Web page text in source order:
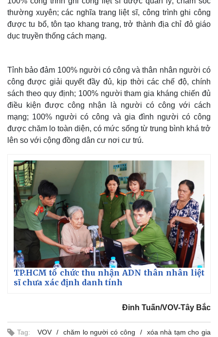
Thế giới
Quan sát
Hồ sơ
Multimedia
Video
E-Magazine
Infographic
thường xuyên; các nghĩa trang liệt sĩ, công trình ghi công
được tu bổ, tôn tạo khang trang, trở thành địa chỉ đỏ giáo
dục truyền thống cách mạng.
Tỉnh bảo đảm 100% người có công và thân nhân người có
công được giải quyết đầy đủ, kịp thời các chế độ, chính
sách theo quy định; 100% người tham gia kháng chiến đủ
điều kiện được công nhận là người có công với cách
mạng; 100% người có công và gia đình người có công
được chăm lo toàn diện, có mức sống từ trung bình khá trở
lên so với cộng đồng dân cư nơi cư trú.
TP.HCM tổ chức thu nhận ADN thân nhân liệt
sĩ chưa xác định danh tính
Đinh Tuấn/VOV-Tây Bắc
Tag: VOV chăm lo người có công
xóa nhà tạm cho gia